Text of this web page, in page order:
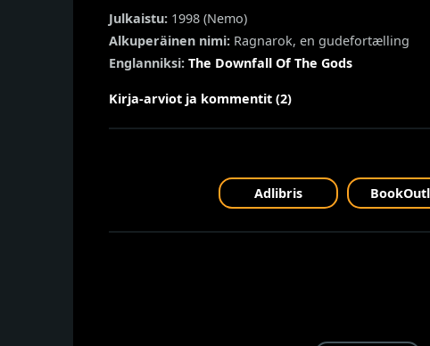
Julkaistu: 1998 (Nemo)
Alkuperäinen nimi: Ragnarok, en gudefortælling
Englanniksi: The Downfall Of The Gods
Kirja-arviot ja kommentit (2)
Adlibris